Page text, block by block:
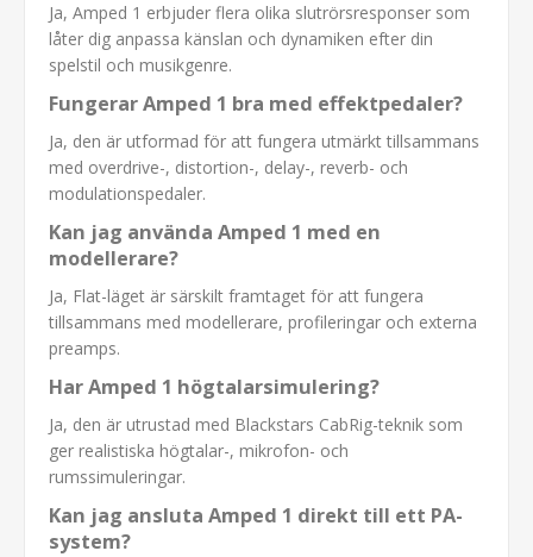
Ja, Amped 1 erbjuder flera olika slutrörsresponser som
låter dig anpassa känslan och dynamiken efter din
spelstil och musikgenre.
Fungerar Amped 1 bra med effektpedaler?
Ja, den är utformad för att fungera utmärkt tillsammans
med overdrive-, distortion-, delay-, reverb- och
modulationspedaler.
Kan jag använda Amped 1 med en
modellerare?
Ja, Flat-läget är särskilt framtaget för att fungera
tillsammans med modellerare, profileringar och externa
preamps.
Har Amped 1 högtalarsimulering?
Ja, den är utrustad med Blackstars CabRig-teknik som
ger realistiska högtalar-, mikrofon- och
rumssimuleringar.
Kan jag ansluta Amped 1 direkt till ett PA-
system?